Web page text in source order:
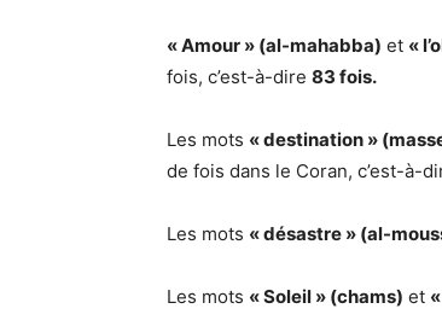
« Amour » (al-mahabba) et «
fois, c’est-à-dire 83 fois.
Les mots « destination »
de fois dans le Coran, c’est-à-
Les mots « désastre » (al-
Les mots « Soleil » (chams) et